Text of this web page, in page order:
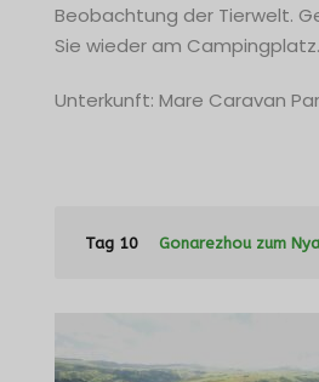
Beobachtung der Tierwelt.
Sie wieder am Campingplatz.
Unterkunft: Mare Caravan
Tag 10 Gonarezhou zum